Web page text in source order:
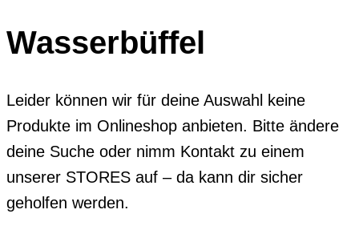
Wasserbüffel
Leider können wir für deine Auswahl keine
Produkte im Onlineshop anbieten. Bitte ändere
deine Suche oder nimm Kontakt zu einem
unserer STORES auf – da kann dir sicher
geholfen werden.